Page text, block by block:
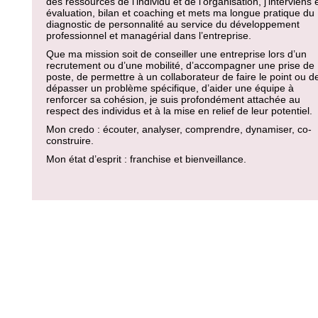
évaluation, bilan et coaching et mets ma longue pratique du
diagnostic de personnalité au service du développement
professionnel et managérial dans l’entreprise.
Que ma mission soit de conseiller une entreprise lors d’un
recrutement ou d’une mobilité, d’accompagner une prise de
poste, de permettre à un collaborateur de faire le point ou
dépasser un problème spécifique, d’aider une équipe à
renforcer sa cohésion, je suis profondément attachée au
respect des individus et à la mise en relief de leur potentiel.
Mon credo : écouter, analyser, comprendre, dynamiser, co-
construire.
Mon état d’esprit : franchise et bienveillance.